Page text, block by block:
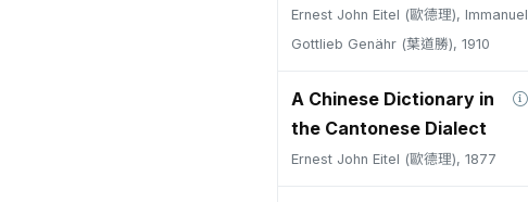
Ernest John Eitel (歐德理), Immanuel
Gottlieb Genähr (葉道勝), 1910
A Chinese Dictionary in
the Cantonese Dialect
Ernest John Eitel (歐德理), 1877